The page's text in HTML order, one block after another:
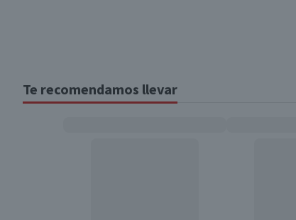
Te recomendamos llevar